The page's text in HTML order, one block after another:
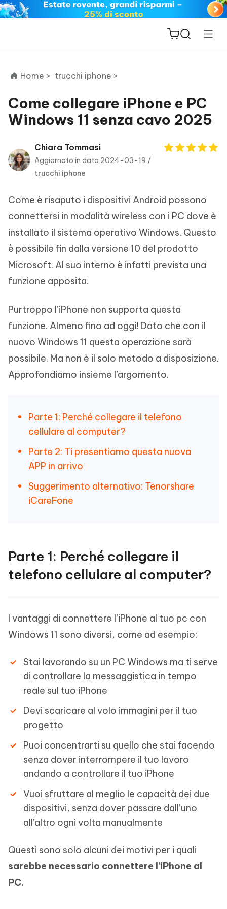
ReiBoot
PDNob
PDF
New
iAnyGo
Home > trucchi iphone >
Come collegare iPhone e PC
Windows 11 senza cavo 2025
Chiara Tommasi
Aggiornato in data 2024-03-19 /
trucchi iphone
Come è risaputo i dispositivi Android possono
connettersi in modalità wireless con i PC dove è
installato il sistema operativo Windows. Questo
è possibile fin dalla versione 10 del prodotto
Microsoft. Al suo interno è infatti prevista una
funzione apposita.
Purtroppo l’iPhone non supporta questa
funzione. Almeno fino ad oggi! Dato che con il
nuovo Windows 11 questa operazione sarà
possibile. Ma non è il solo metodo a disposizione.
Approfondiamo insieme l’argomento.
Parte 1: Perché collegare il telefono
cellulare al computer?
Parte 2: Ti presentiamo questa nuova
APP in arrivo
Suggerimento alternativo: Tenorshare
iCareFone
Parte 1: Perché collegare il
telefono cellulare al computer?
I vantaggi di connettere l’iPhone al tuo pc con
Windows 11 sono diversi, come ad esempio:
Stai lavorando su un PC Windows ma ti serve
di controllare la messaggistica in tempo
reale sul tuo iPhone
Devi scaricare al volo immagini per il tuo
progetto
Puoi concentrarti su quello che stai facendo
senza dover interrompere il tuo lavoro
andando a controllare il tuo iPhone
Vuoi sfruttare al meglio le capacità dei due
dispositivi, senza dover passare dall’uno
all’altro ogni volta manualmente
Questi sono solo alcuni dei motivi per i quali
sarebbe necessario connettere l’iPhone al
PC.